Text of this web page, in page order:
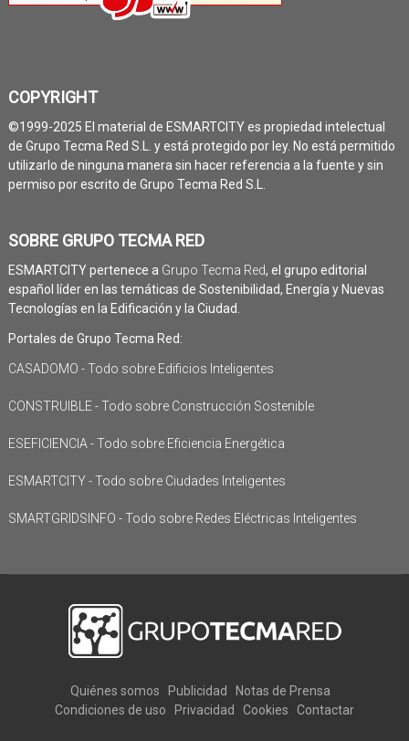
COPYRIGHT
©1999-2025 El material de ESMARTCITY es propiedad intelectual
de Grupo Tecma Red S.L. y está protegido por ley. No está permitido
utilizarlo de ninguna manera sin hacer referencia a la fuente y sin
permiso por escrito de Grupo Tecma Red S.L.
SOBRE GRUPO TECMA RED
ESMARTCITY pertenece a Grupo Tecma Red, el grupo editorial
español líder en las temáticas de Sostenibilidad, Energía y Nuevas
Tecnologías en la Edificación y la Ciudad.
Portales de Grupo Tecma Red:
CASADOMO - Todo sobre Edificios Inteligentes
CONSTRUIBLE - Todo sobre Construcción Sostenible
ESEFICIENCIA - Todo sobre Eficiencia Energética
ESMARTCITY - Todo sobre Ciudades Inteligentes
SMARTGRIDSINFO - Todo sobre Redes Eléctricas Inteligentes
Quiénes somos Publicidad
Notas de Prensa
Condiciones de uso
Privacidad Cookies Contactar